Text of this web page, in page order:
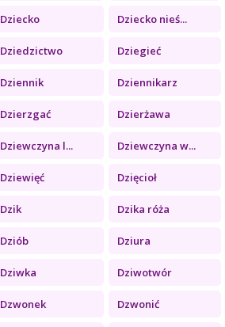
Dziecko Dziecko nieś...
Dziedzictwo Dziegieć
Dziennik Dziennikarz
Dzierzgać Dzierżawa
Dziewczyna l... Dziewczyna w...
Dziewięć Dzięcioł
Dzik Dzika róża
Dziób Dziura
Dziwka Dziwotwór
Dzwonek Dzwonić